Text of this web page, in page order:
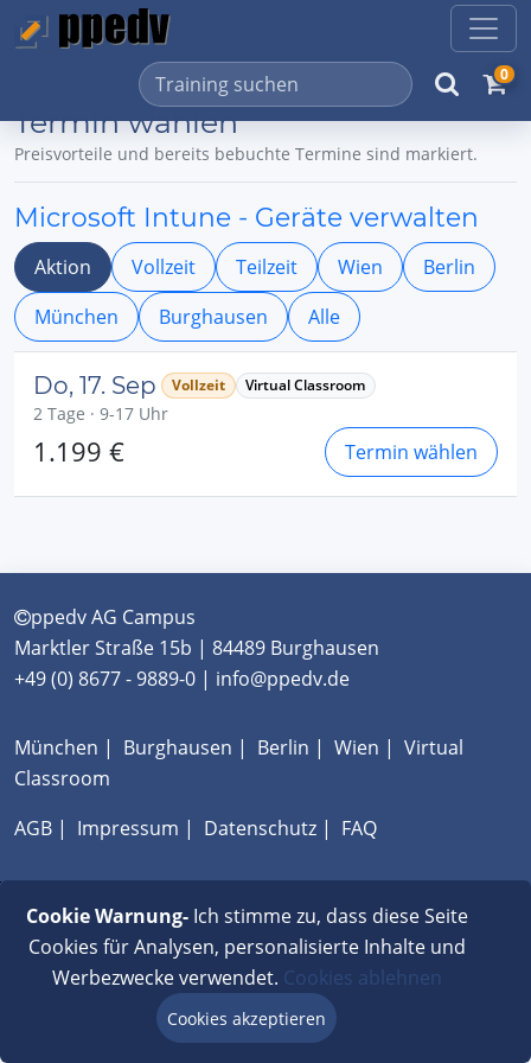
0
Termin wählen
Preisvorteile und bereits bebuchte Termine sind markiert.
Microsoft Intune - Geräte verwalten
Aktion Vollzeit Teilzeit Wien
Berlin
München
Burghausen Alle
Do, 17. Sep Vollzeit Virtual Classroom
2 Tage · 9-17 Uhr
1.199 € Termin wählen
ppedv AG Campus
Marktler Straße 15b | 84489 Burghausen
+49 (0) 8677 - 9889-0 | info@ppedv.de
München | Burghausen | Berlin | Wien | Virtual
Classroom
AGB | Impressum | Datenschutz | FAQ
Cookie Warnung-Ich stimme zu, dass diese Seite
Cookies für Analysen, personalisierte Inhalte und
Werbezwecke verwendet. Cookies ablehnen
Cookies akzeptieren